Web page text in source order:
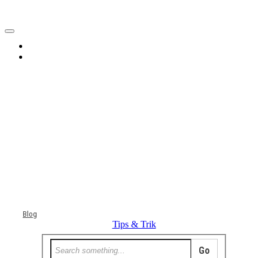
Blog
Tips & Trik